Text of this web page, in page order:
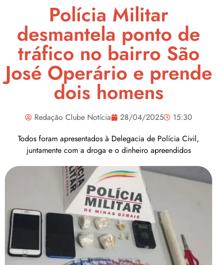
Polícia Militar
desmantela ponto de
tráfico no bairro São
José Operário e prende
dois homens
Redação Clube Notícia 28/04/2025
15:30
Todos foram apresentados à Delegacia de Polícia Civil,
juntamente com a droga e o dinheiro apreendidos